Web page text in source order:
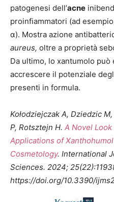
patogenesi dell’acne
proinfiammatori (ad
α). Mostra azione
aureus, oltre a proprietà
Da ultimo, lo xantumolo
accrescere il potenziale
presenti in formula.
Kołodziejczak A, Dziedzic
P, Rotsztejn H. A Novel
Applications of
Cosmetology. International
Sciences. 2024;
https://doi.org/10.3390/